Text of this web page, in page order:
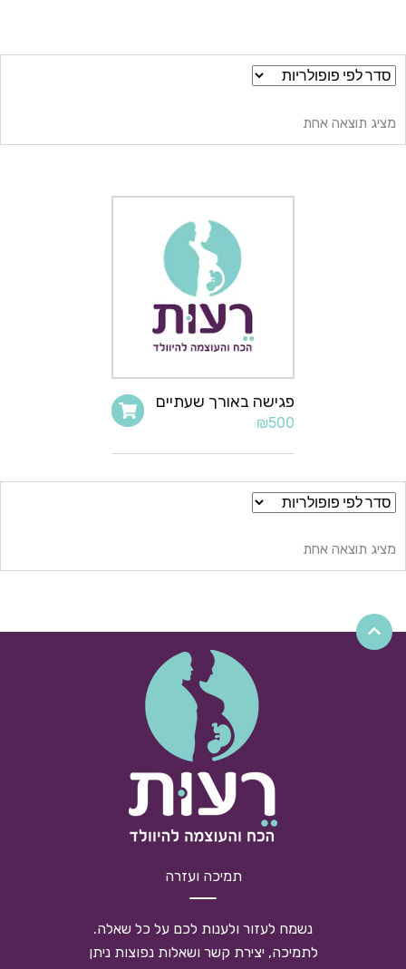
מציג תוצאה אחת
פגישה באורך שעתיים
₪500
מציג תוצאה אחת
תמיכה ועזרה
נשמח לעזור ולענות לכם על כל שאלה.
לתמיכה, יצירת קשר ושאלות נפוצות ניתן